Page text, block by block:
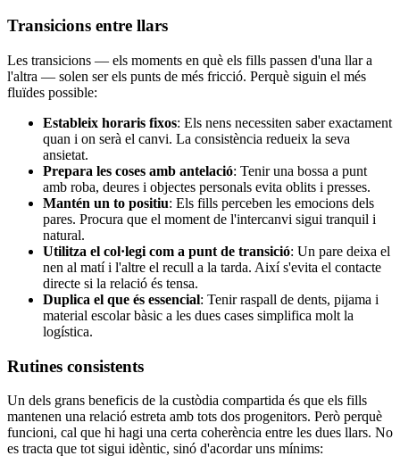
Transicions entre llars
Les transicions — els moments en què els fills passen d'una llar a
l'altra — solen ser els punts de més fricció. Perquè siguin el més
fluïdes possible:
Estableix horaris fixos: Els nens necessiten saber exactament
quan i on serà el canvi. La consistència redueix la seva
ansietat.
Prepara les coses amb antelació: Tenir una bossa a punt
amb roba, deures i objectes personals evita oblits i presses.
Mantén un to positiu: Els fills perceben les emocions dels
pares. Procura que el moment de l'intercanvi sigui tranquil i
natural.
Utilitza el col·legi com a punt de transició: Un pare deixa el
nen al matí i l'altre el recull a la tarda. Així s'evita el contacte
directe si la relació és tensa.
Duplica el que és essencial: Tenir raspall de dents, pijama i
material escolar bàsic a les dues cases simplifica molt la
logística.
Rutines consistents
Un dels grans beneficis de la custòdia compartida és que els fills
mantenen una relació estreta amb tots dos progenitors. Però perquè
funcioni, cal que hi hagi una certa coherència entre les dues llars. No
es tracta que tot sigui idèntic, sinó d'acordar uns mínims: